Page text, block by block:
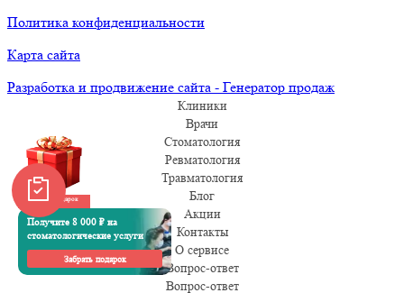
Политика конфиденциальности
Карта сайта
Разработка и продвижение сайта - Генератор продаж
Клиники
Врачи
Стоматология
Ревматология
Травматология
Блог
Акции
Контакты
О сервисе
Вопрос-ответ
Вопрос-ответ
Забрать подарок
Получите 8 000 ₽ на
стоматологические услуги
Забрать подарок